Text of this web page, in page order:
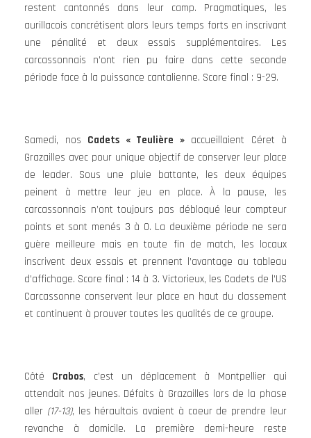
restent cantonnés dans leur camp. Pragmatiques, les
aurillacois concrétisent alors leurs temps forts en inscrivant
une pénalité et deux essais supplémentaires. Les
carcassonnais n’ont rien pu faire dans cette seconde
période face à la puissance cantalienne. Score final : 9-29.
Samedi, nos Cadets « Teulière »accueillaient Céret à
Grazailles avec pour unique objectif de conserver leur place
de leader. Sous une pluie battante, les deux équipes
peinent à mettre leur jeu en place. À la pause, les
carcassonnais n’ont toujours pas débloqué leur compteur
points et sont menés 3 à 0. La deuxième période ne sera
guère meilleure mais en toute fin de match, les locaux
inscrivent deux essais et prennent l’avantage au tableau
d’affichage. Score final : 14 à 3. Victorieux, les Cadets de l’US
Carcassonne conservent leur place en haut du classement
et continuent à prouver toutes les qualités de ce groupe.
Côté Crabos, c’est un déplacement à Montpellier qui
attendait nos jeunes. Défaits à Grazailles lors de la phase
aller (17-13), les héraultais avaient à coeur de prendre leur
revanche à domicile. La première demi-heure reste